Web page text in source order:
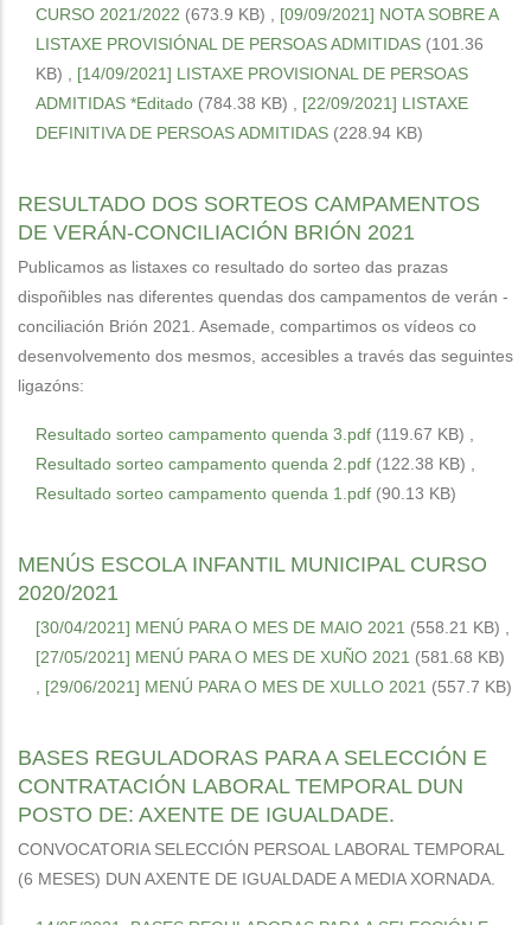
CURSO 2021/2022 (673.9 KB)
[09/09/2021] NOTA SOBRE A
LISTAXE PROVISIÓNAL DE PERSOAS ADMITIDAS (101.36
KB)
[14/09/2021] LISTAXE PROVISIONAL DE PERSOAS
ADMITIDAS *Editado (784.38 KB)
[22/09/2021] LISTAXE
DEFINITIVA DE PERSOAS ADMITIDAS (228.94 KB)
RESULTADO DOS SORTEOS CAMPAMENTOS
DE VERÁN-CONCILIACIÓN BRIÓN 2021
Publicamos as listaxes co resultado do sorteo das prazas
dispoñibles nas diferentes quendas dos campamentos de verán -
conciliación Brión 2021. Asemade, compartimos os vídeos co
desenvolvemento dos mesmos, accesibles a través das seguintes
ligazóns:
Resultado sorteo campamento quenda 3.pdf (119.67 KB)
Resultado sorteo campamento quenda 2.pdf (122.38 KB)
Resultado sorteo campamento quenda 1.pdf (90.13 KB)
MENÚS ESCOLA INFANTIL MUNICIPAL CURSO
2020/2021
[30/04/2021] MENÚ PARA O MES DE MAIO 2021 (558.21 KB)
[27/05/2021] MENÚ PARA O MES DE XUÑO 2021 (581.68 KB)
[29/06/2021] MENÚ PARA O MES DE XULLO 2021 (557.7 KB)
BASES REGULADORAS PARA A SELECCIÓN E
CONTRATACIÓN LABORAL TEMPORAL DUN
POSTO DE: AXENTE DE IGUALDADE.
CONVOCATORIA SELECCIÓN PERSOAL LABORAL TEMPORAL
(6 MESES) DUN AXENTE DE IGUALDADE A MEDIA XORNADA.